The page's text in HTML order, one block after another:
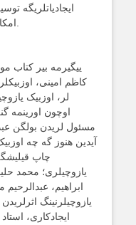
ایجادیاتلریگه
ییگیرمه بیر کتاب
کاظم امینی،
لر، اوزبیک
اوچون اورینمه
مسئول لریدن بولگن
آیدین هنوز گه چه
چاپ
یازوچیلری؛ محمد
ابراهیم،
یازوچیلرنینگ
ایجادکاری،